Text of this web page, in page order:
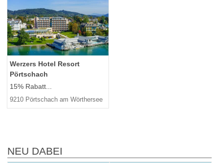
Werzers Hotel Resort
Pörtschach
15% Rabatt...
9210 Pörtschach am Wörthersee
NEU DABEI